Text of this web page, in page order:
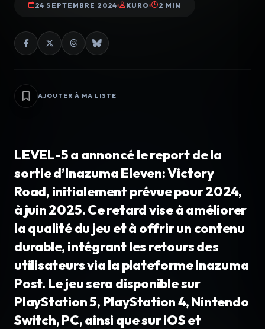
24 SEPTEMBRE 2024 KURO 2 MIN
AJOUTER À MA LISTE
LEVEL-5 a annoncé le report de la
sortie d’Inazuma Eleven: Victory
Road, initialement prévue pour 2024,
à juin 2025. Ce retard vise à améliorer
la qualité du jeu et à offrir un contenu
durable, intégrant les retours des
utilisateurs via la plateforme Inazuma
Post. Le jeu sera disponible sur
PlayStation 5, PlayStation 4, Nintendo
Switch, PC, ainsi que sur iOS et